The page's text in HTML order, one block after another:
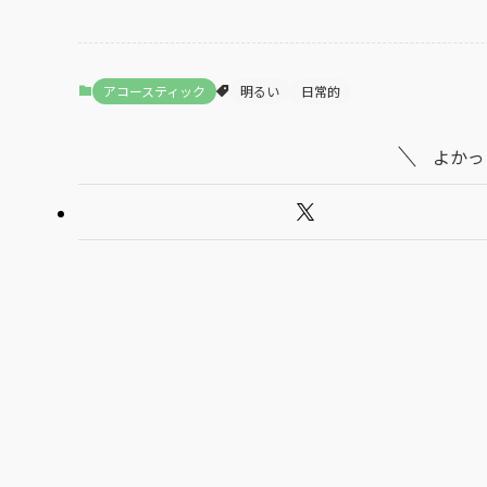
アコースティック 明るい 日常的
よか